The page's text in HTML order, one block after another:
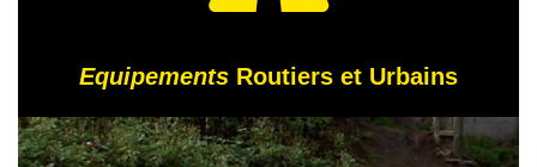
Equipements Routiers et Urbains